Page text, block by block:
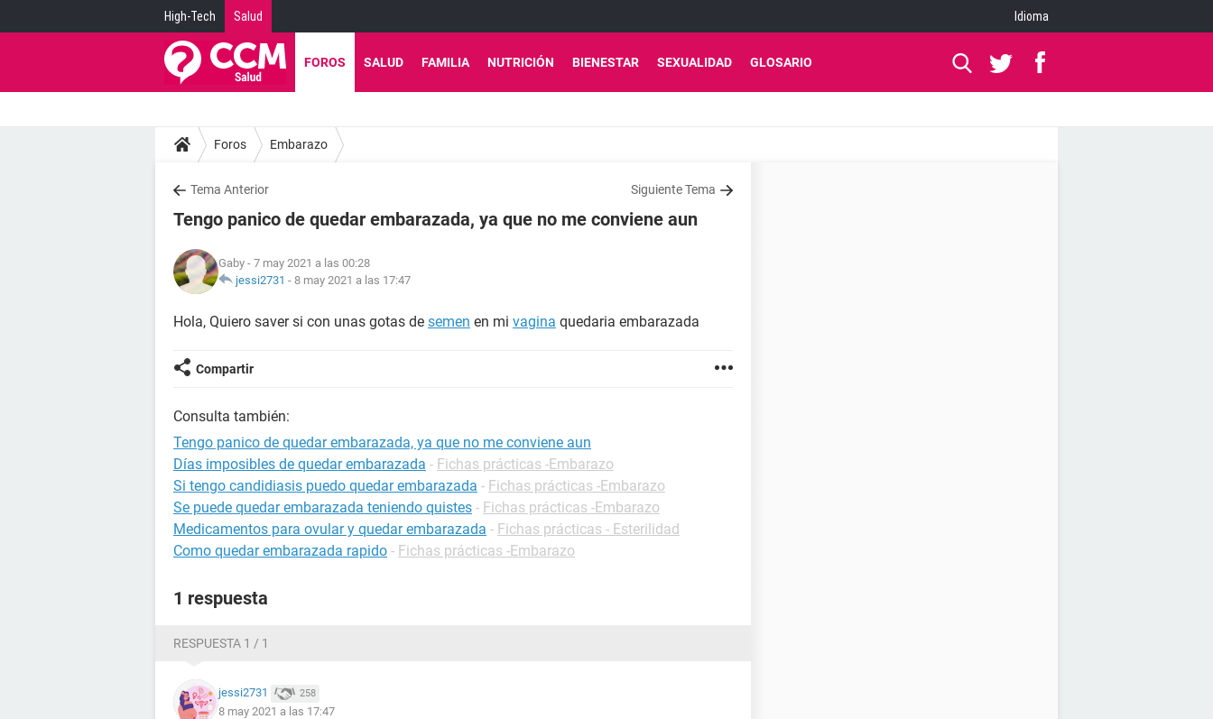
High-Tech Salud Idioma
FOROS SALUD FAMILIA NUTRICIÓN BIENESTAR SEXUALIDAD GLOSARIO
Foros Embarazo
Tema Anterior Siguiente Tema
Tengo panico de quedar embarazada, ya que no me conviene aun
Gaby - 7 may 2021 a las 00:28
jessi2731 - 8 may 2021 a las 17:47
Hola, Quiero saver si con unas gotas de semen en mi vagina quedaria embarazada
Compartir
Consulta también:
Tengo panico de quedar embarazada, ya que no me conviene aun
Días imposibles de quedar embarazada - Fichas prácticas -Embarazo
Si tengo candidiasis puedo quedar embarazada - Fichas prácticas -Embarazo
Se puede quedar embarazada teniendo quistes - Fichas prácticas -Embarazo
Medicamentos para ovular y quedar embarazada - Fichas prácticas - Esterilidad
Como quedar embarazada rapido - Fichas prácticas -Embarazo
1 respuesta
RESPUESTA 1 / 1
jessi2731 258
8 may 2021 a las 17:47